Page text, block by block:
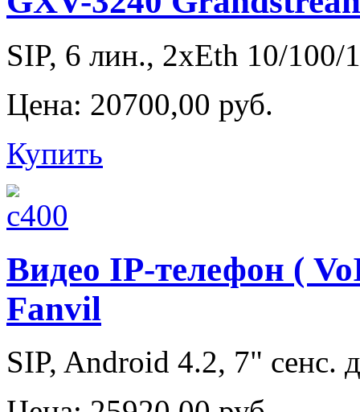
SIP, 6 лин., 2xEth 10/100/
Цена: 20700,00 руб.
Купить
Видео IP-телефон (
Fanvil
SIP, Android 4.2, 7" сенс.